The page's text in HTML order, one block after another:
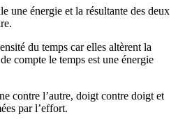
une énergie et la résultante des deux
du temps car elles altèrent la
compte le temps est une énergie
contre l’autre, doigt contre doigt et
par l’effort.